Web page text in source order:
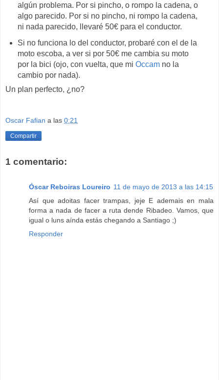
algún problema. Por si pincho, o rompo la cadena, o
algo parecido. Por si no pincho, ni rompo la cadena,
ni nada parecido, llevaré 50€ para el conductor.
Si no funciona lo del conductor, probaré con el de la
moto escoba, a ver si por 50€ me cambia su moto
por la bici (ojo, con vuelta, que mi Occamno la
cambio por nada).
Un plan perfecto, ¿no?
Oscar Fafian a las 0:21
Compartir
1 comentario:
Óscar Reboiras Loureiro 11 de mayo de 2013 a las 14:15
Así que adoitas facer trampas, jeje E ademais en mala
forma a nada de facer a ruta dende Ribadeo. Vamos, que
igual o luns aínda estás chegando a Santiago ;)
Responder